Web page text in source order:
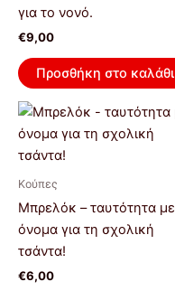
για το νονό.
€9,00
Προσθήκη στο καλάθι
Κούπες
Μπρελόκ – ταυτότητα με
όνομα για τη σχολική
τσάντα!
€6,00